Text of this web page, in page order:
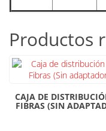
Productos
CAJA DE
FIBRAS (SIN